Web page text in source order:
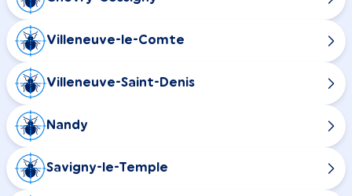
Villeneuve-le-Comte
Villeneuve-Saint-Denis
Nandy
Savigny-le-Temple